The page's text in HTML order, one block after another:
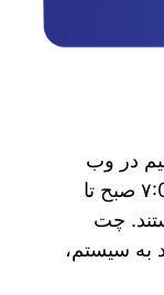
در وب
سایت. دوشنبه تا جمعه از ساعت ۷:00 صبح تا
چت
سیستم،